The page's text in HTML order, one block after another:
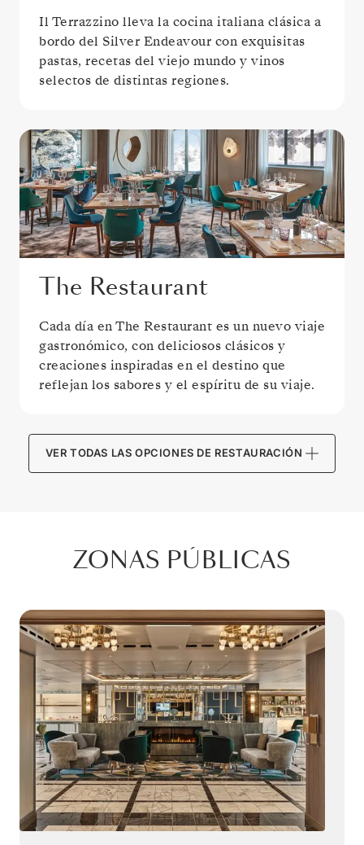
Il Terrazzino lleva la cocina italiana clásica a
bordo del Silver Endeavour con exquisitas
pastas, recetas del viejo mundo y vinos
selectos de distintas regiones.
The Restaurant
Cada día en The Restaurant es un nuevo viaje
gastronómico, con deliciosos clásicos y
creaciones inspiradas en el destino que
reflejan los sabores y el espíritu de su viaje.
VER TODAS LAS OPCIONES DE RESTAURACIÓN
ZONAS PÚBLICAS